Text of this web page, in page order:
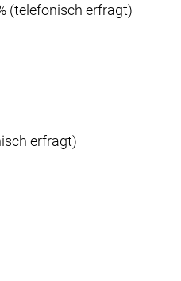
(telefonisch erfragt)
erfragt)